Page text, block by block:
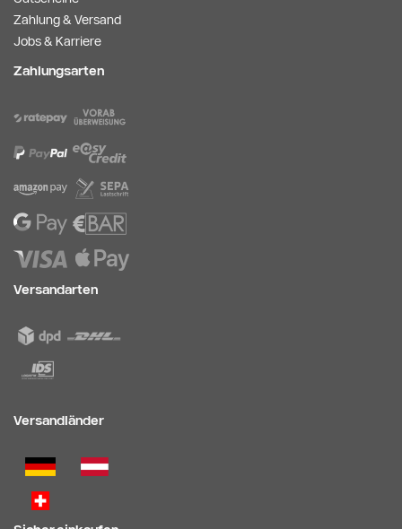
Zahlung & Versand
Jobs & Karriere
Zahlungsarten
Versandarten
Versandländer